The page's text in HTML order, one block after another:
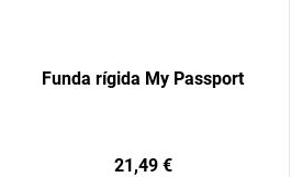
Funda rígida My Passport
21,49 €